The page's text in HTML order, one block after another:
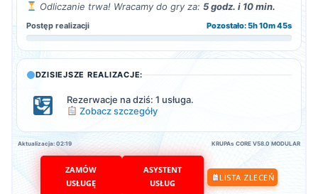
Odliczanie trwa! Wracamy do gry za: 5 godz. i 10 min.
Postęp realizacji Pozostało: 5h 10m 44s
DZISIEJSZE REALIZACJE:
Rezerwacje na dziś: 1 usługa.
Zobacz szczegóły
Aktualizacja: 02:19 KRUPAs CORE V58.0 MODULAR
ZAMÓW
USŁUGĘ
ASYSTENT
USŁUG
LISTA ZLECEŃ